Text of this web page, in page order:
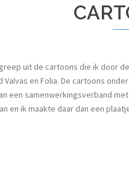
uit de cartoons die ik door
Valvas en Folia. De cartoons
een samenwerkingsverband
en ik maakte daar dan een